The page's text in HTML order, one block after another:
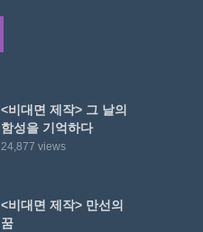
<비대면 제작> 그 날의
함성을 기억하다
24,877 views
<비대면 제작> 만선의
꿈